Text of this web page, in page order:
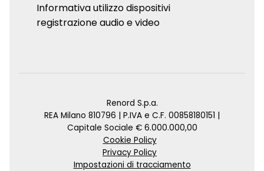
Informativa utilizzo dispositivi
registrazione audio e video
Renord S.p.a.
REA Milano 810796 | P.IVA e C.F. 00858180151 |
Capitale Sociale € 6.000.000,00
Cookie Policy
Privacy Policy
Impostazioni di tracciamento